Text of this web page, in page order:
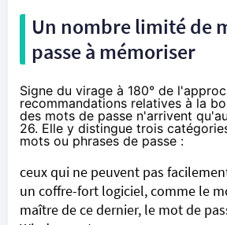
Un nombre limité de
passe à mémoriser
Signe du virage à 180° de
recommandations relatives à la
des mots de passe n'arrivent
26. Elle y distingue trois
mots ou phrases de passe :
ceux qui ne peuvent pas
un coffre-fort logiciel, comme le
maître de ce dernier, le mot de